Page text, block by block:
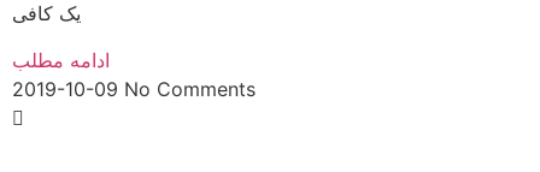
یک کافی
ادامه مطلب
2019-10-09 No Comments